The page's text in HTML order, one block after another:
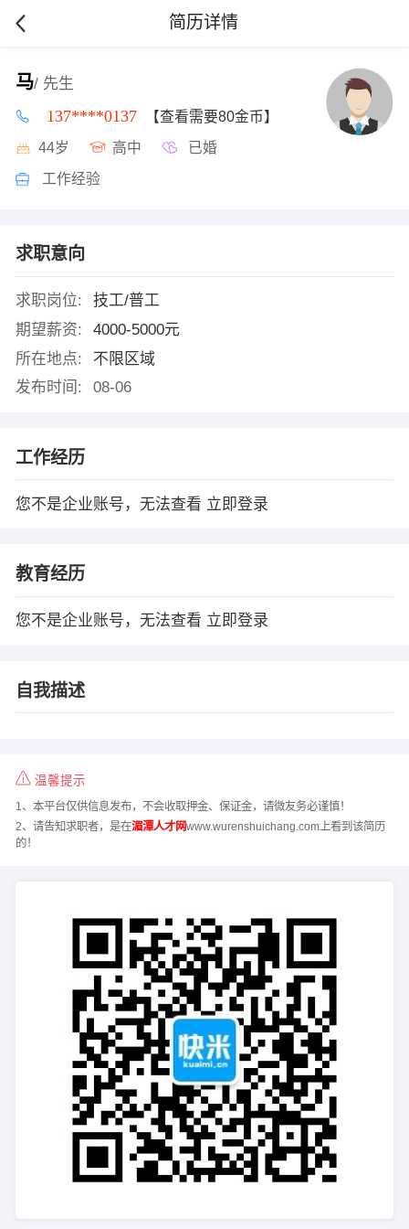
简历详情
马/ 先生
137****0137 【查看需要80金币】
44岁 高中 已婚
工作经验
求职意向
求职岗位:
技工/普工
期望薪资:
4000-5000元
所在地点:
不限区域
发布时间:
08-06
工作经历
您不是企业账号，无法查看 立即登录
教育经历
您不是企业账号，无法查看 立即登录
自我描述
温馨提示
1、本平台仅供信息发布，不会收取押金、保证金，请微友务必谨慎！
2、请告知求职者，是在湄潭人才网www.wurenshuichang.com上看到该简历
的！